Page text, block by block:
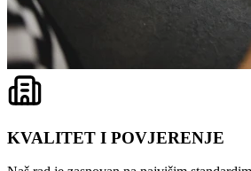
KVALITET I POVJERENJE